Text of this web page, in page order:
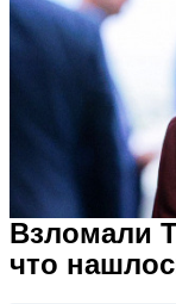
Взломали
что